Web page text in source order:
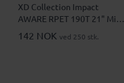
XD Collection Impact
AWARE RPET 190T 21" Mini
Automatisk Sammenleggbar
Paraply
142 NOK ved 250 stk.